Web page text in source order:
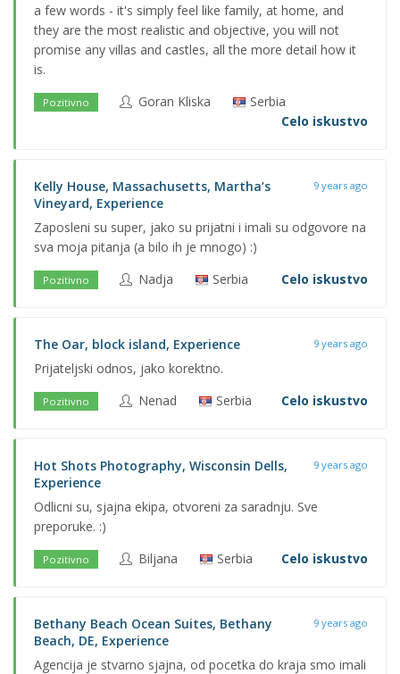
a few words - it's simply feel like family, at home, and
they are the most realistic and objective, you will not
promise any villas and castles, all the more detail how it
is.
Pozitivno Goran Kliska
Serbia
Celo iskustvo
Kelly House, Massachusetts, Martha’s
Vineyard, Experience
9 years ago
Zaposleni su super, jako su prijatni i imali su odgovore na
sva moja pitanja (a bilo ih je mnogo) :)
Pozitivno Nadja Serbia Celo iskustvo
The Oar, block island, Experience 9 years ago
Prijateljski odnos, jako korektno.
Pozitivno Nenad Serbia Celo iskustvo
Hot Shots Photography, Wisconsin Dells,
Experience
9 years ago
Odlicni su, sjajna ekipa, otvoreni za saradnju. Sve
preporuke. :)
Pozitivno Biljana Serbia Celo iskustvo
Bethany Beach Ocean Suites, Bethany
Beach, DE, Experience
9 years ago
Agencija je stvarno sjajna, od pocetka do kraja smo imali